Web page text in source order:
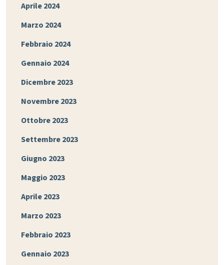
Aprile 2024
Marzo 2024
Febbraio 2024
Gennaio 2024
Dicembre 2023
Novembre 2023
Ottobre 2023
Settembre 2023
Giugno 2023
Maggio 2023
Aprile 2023
Marzo 2023
Febbraio 2023
Gennaio 2023